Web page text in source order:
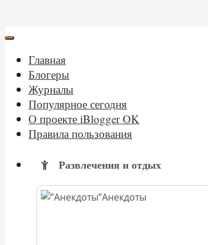
Главная
Блогеры
Журналы
Популярное сегодня
О проекте iBlogger OK
Правила пользования
Развлечения и отдых
Анекдоты